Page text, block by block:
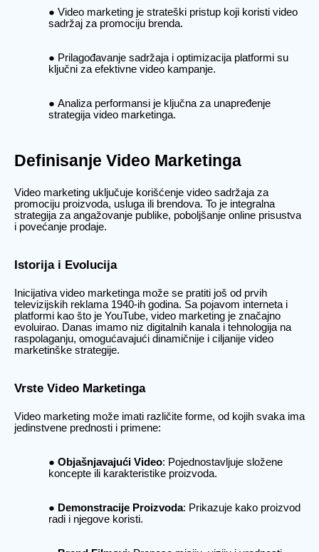
Video marketing je strateški pristup koji koristi video
sadržaj za promociju brenda.
Prilagođavanje sadržaja i optimizacija platformi su
ključni za efektivne video kampanje.
Analiza performansi je ključna za unapređenje
strategija video marketinga.
Definisanje Video Marketinga
Video marketing uključuje korišćenje video sadržaja za
promociju proizvoda, usluga ili brendova. To je integralna
strategija za angažovanje publike, poboljšanje online prisustva
i povećanje prodaje.
Istorija i Evolucija
Inicijativa video marketinga može se pratiti još od prvih
televizijskih reklama 1940-ih godina. Sa pojavom interneta i
platformi kao što je YouTube, video marketing je značajno
evoluirao. Danas imamo niz digitalnih kanala i tehnologija na
raspolaganju, omogućavajući dinamičnije i ciljanije video
marketinške strategije.
Vrste Video Marketinga
Video marketing može imati različite forme, od kojih svaka ima
jedinstvene prednosti i primene:
Objašnjavajući Video: Pojednostavljuje složene
koncepte ili karakteristike proizvoda.
Demonstracije Proizvoda: Prikazuje kako proizvod
radi i njegove koristi.